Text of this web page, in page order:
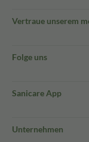
Vertraue unserem
Folge uns
Sanicare App
Unternehmen